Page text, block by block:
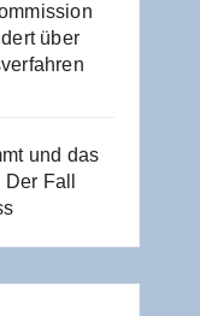
über
und das
Fall